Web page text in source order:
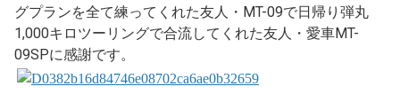
グプランを全て練ってくれた友人・MT-09で日帰り弾丸
1,000キロツーリングで合流してくれた友人・愛車MT-
09SPに感謝です。